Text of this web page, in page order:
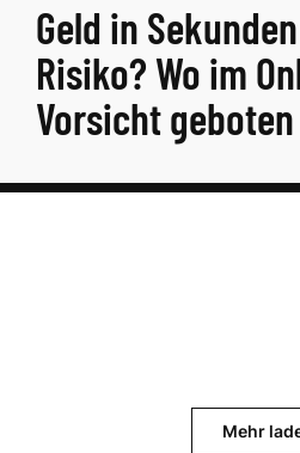
Geld in
Risiko? Wo im
Vorsicht
Mehr